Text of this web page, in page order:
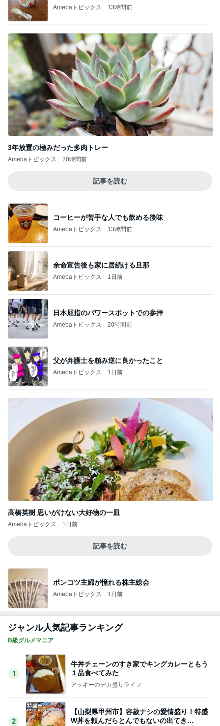
Amebaトピックス 13時間前
3年放置の極みだった多肉トレー
Amebaトピックス 20時間前
記事を読む
コーヒーが苦手な人でも飲める後味
Amebaトピックス 13時間前
余命宣告後も家に居続ける旦那
Amebaトピックス 1日前
日本屈指のパワースポットでの参拝
Amebaトピックス 20時間前
父が弁護士を頼み逆に良かったこと
Amebaトピックス 1日前
高橋英樹 思いがけない大好物の一皿
Amebaトピックス 1日前
記事を読む
ポンコツ主婦が憧れる株主総会
Amebaトピックス 1日前
ジャンル人気記事ランキング
B級グルメマニア
1
牛丼チェーンのすき家でキングカレーともう
１品食べてみた
アッキーのデカ盛りライフ
2
【山梨県甲州市】容赦ナシの愛情盛り！特盛
W丼を頼んだらとんでもないの出てき